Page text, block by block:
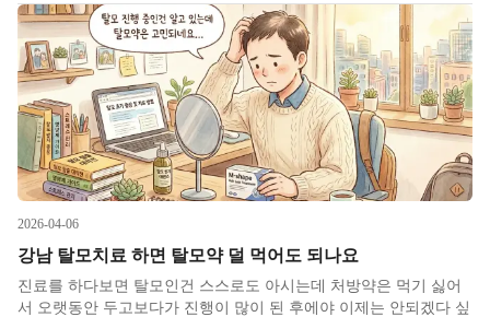
스타트업을 같이 운영하면서 주요 치료 제품들 역시 직접 개발하고
있습니
2026-04-06
강남 탈모치료 하면 탈모약 덜 먹어도 되나요
진료를 하다보면 탈모인건 스스로도 아시는데 처방약은 먹기 싫어
서 오랫동안 두고보다가 진행이 많이 된 후에야 이제는 안되겠다 싶